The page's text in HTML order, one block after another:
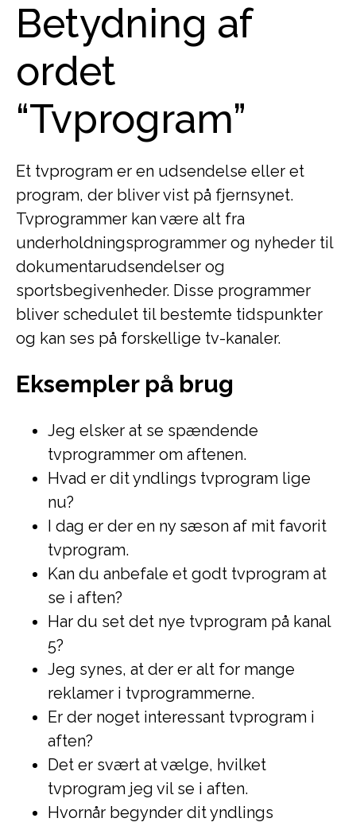
Betydning af
ordet
“Tvprogram”
Et tvprogram er en udsendelse eller et
program, der bliver vist på fjernsynet.
Tvprogrammer kan være alt fra
underholdningsprogrammer og nyheder til
dokumentarudsendelser og
sportsbegivenheder. Disse programmer
bliver schedulet til bestemte tidspunkter
og kan ses på forskellige tv-kanaler.
Eksempler på brug
Jeg elsker at se spændende
tvprogrammer om aftenen.
Hvad er dit yndlings tvprogram lige
nu?
I dag er der en ny sæson af mit favorit
tvprogram.
Kan du anbefale et godt tvprogram at
se i aften?
Har du set det nye tvprogram på kanal
5?
Jeg synes, at der er alt for mange
reklamer i tvprogrammerne.
Er der noget interessant tvprogram i
aften?
Det er svært at vælge, hvilket
tvprogram jeg vil se i aften.
Hvornår begynder dit yndlings